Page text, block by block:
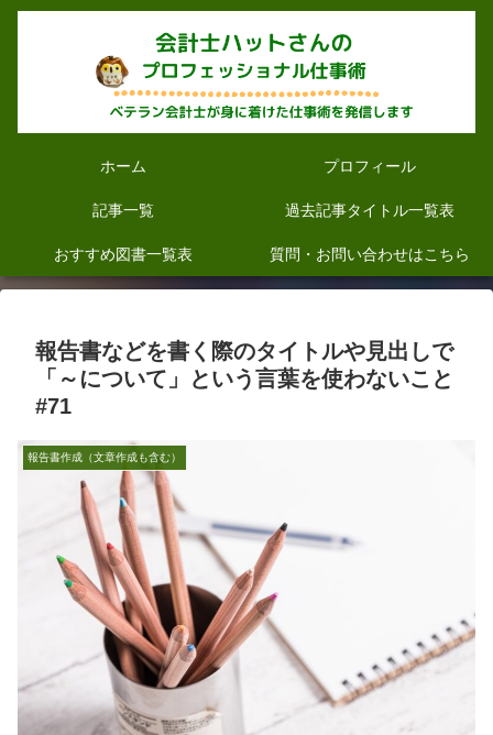
ホーム プロフィール
記事一覧 過去記事タイトル一覧表
おすすめ図書一覧表 質問・お問い合わせはこちら
報告書などを書く際のタイトルや見出しで
「～について」という言葉を使わないこと
#71
報告書作成（文章作成も含む）